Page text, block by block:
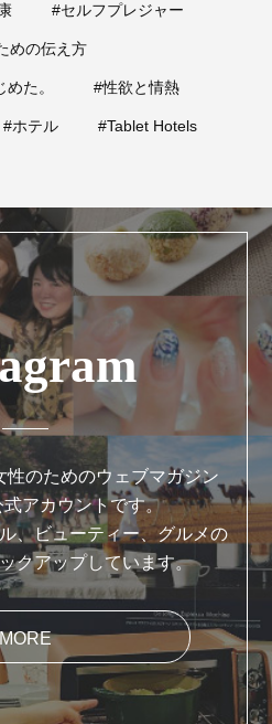
#セルフプレジャー
めの伝え方
た。 #性欲と情熱
#ホテル #Tablet Hotels
性のためのウェブマガジン
アカウントです。
、ビューティー、グルメの
クアップしています。
MORE